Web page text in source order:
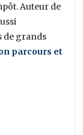
Auteur de
de grands
parcours et